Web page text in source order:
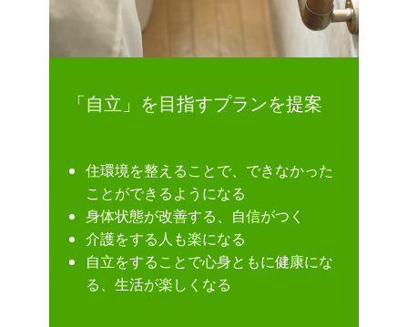
「自立」を目指すプランを提案
住環境を整えることで、できなかった
ことができるようになる
身体状態が改善する、自信がつく
介護をする人も楽になる
自立をすることで心身ともに健康にな
る、生活が楽しくなる